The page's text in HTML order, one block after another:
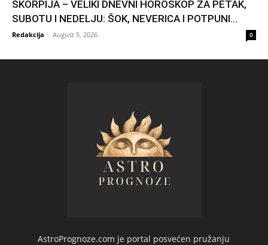
ŠKORPIJA – VELIKI DNEVNI HOROSKOP ZA PETAK,
SUBOTU I NEDELJU: ŠOK, NEVERICA I POTPUNI...
Redakcija - August 5, 2026 0
AstroPrognoze.com je portal posvećen pružanju